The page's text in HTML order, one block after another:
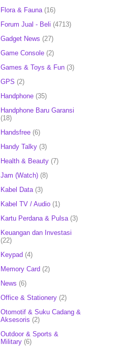
Flora & Fauna (16)
Forum Jual - Beli (4713)
Gadget News (27)
Game Console (2)
Games & Toys & Fun (3)
GPS (2)
Handphone (35)
Handphone Baru Garansi
(18)
Handsfree (6)
Handy Talky (3)
Health & Beauty (7)
Jam (Watch) (8)
Kabel Data (3)
Kabel TV / Audio (1)
Kartu Perdana & Pulsa (3)
Keuangan dan Investasi
(22)
Keypad (4)
Memory Card (2)
News (6)
Office & Stationery (2)
Otomotif & Suku Cadang &
Aksesoris (2)
Outdoor & Sports &
Military (6)